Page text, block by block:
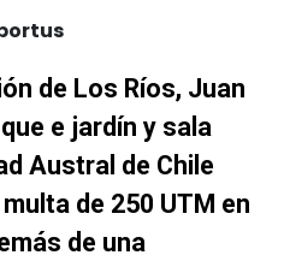
de Los Ríos, Juan
e jardín y sala
Austral de Chile
de 250 UTM en
de una